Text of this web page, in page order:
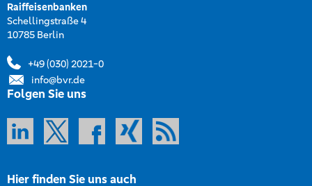
Raiffeisenbanken
Schellingstraße 4
10785 Berlin
+49 (030) 2021-0
info@bvr.de
Folgen Sie uns
Hier finden Sie uns auch